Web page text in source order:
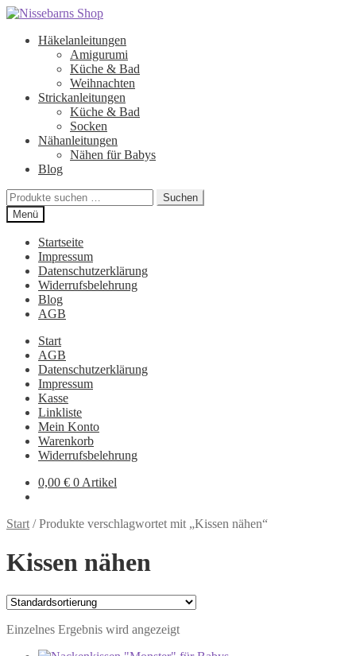
Zur
springen
Zum
springenHäkelanleitungen
Amigurumi
Küche & Bad
Weihnachten
Strickanleitungen
Küche & Bad
Socken
Nähanleitungen
Nähen für Babys
Blog
Suchen
nach:
Suchen
Menü
Startseite
Impressum
Datenschutzerklärung
Widerrufsbelehrung
Blog
AGB
Start
AGB
Datenschutzerklärung
Impressum
Kasse
Linkliste
Mein Konto
Warenkorb
Widerrufsbelehrung
0,00 € 0 Artikel
Start /Produkte verschlagwortet mit „Kissen nähen“
Kissen nähen
Einzelnes Ergebnis wird angezeigt